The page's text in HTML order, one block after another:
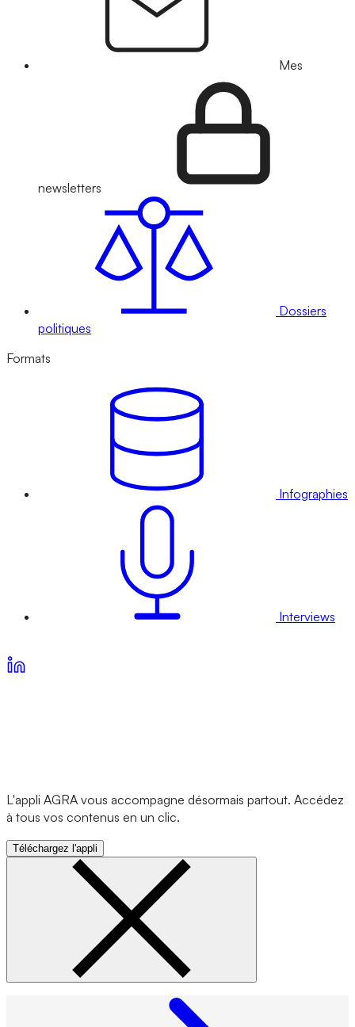
Mes
newsletters
Dossiers
politiques
Formats
Infographies
Interviews
L'appli AGRA vous accompagne désormais partout. Accédez
à tous vos contenus en un clic.
Téléchargez l'appli